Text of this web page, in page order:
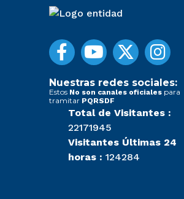
Nuestras redes sociales:
Estos No son canales oficiales para
tramitar PQRSDF
Total de Visitantes :
22171945
Visitantes Últimas 24
horas : 124284